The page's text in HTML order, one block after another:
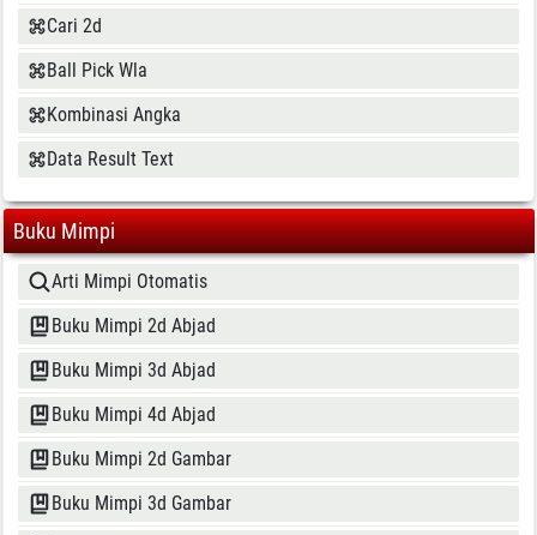
Cari 2d
Ball Pick Wla
Kombinasi Angka
Data Result Text
Buku Mimpi
Arti Mimpi Otomatis
Buku Mimpi 2d Abjad
Buku Mimpi 3d Abjad
Buku Mimpi 4d Abjad
Buku Mimpi 2d Gambar
Buku Mimpi 3d Gambar